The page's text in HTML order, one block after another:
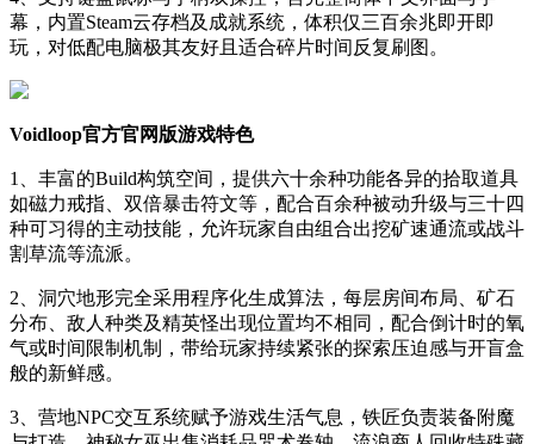
幕，内置Steam云存档及成就系统，体积仅三百余兆即开即
玩，对低配电脑极其友好且适合碎片时间反复刷图。
Voidloop官方官网版游戏特色
1、丰富的Build构筑空间，提供六十余种功能各异的拾取道具
如磁力戒指、双倍暴击符文等，配合百余种被动升级与三十四
种可习得的主动技能，允许玩家自由组合出挖矿速通流或战斗
割草流等流派。
2、洞穴地形完全采用程序化生成算法，每层房间布局、矿石
分布、敌人种类及精英怪出现位置均不相同，配合倒计时的氧
气或时间限制机制，带给玩家持续紧张的探索压迫感与开盲盒
般的新鲜感。
3、营地NPC交互系统赋予游戏生活气息，铁匠负责装备附魔